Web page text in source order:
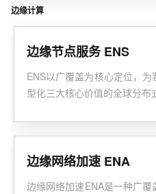
边缘计算
边缘节点服务 ENS
ENS以广覆盖为核心定位，
型化三大核心价值的全球分布
边缘网络加速 ENA
边缘网络加速ENA是一种广